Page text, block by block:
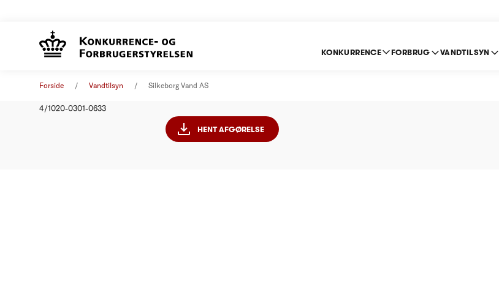
KONKURRENCE FORBRUG VANDTILSYN
Forside Vandtilsyn Silkeborg Vand AS
4/1020-0301-0633
HENT AFGØRELSE